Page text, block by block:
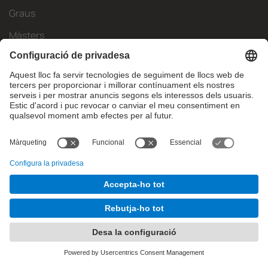
Graus
Màsters
Mobilitat Internacional
Recerca
Empresa
La FIB
Què necessites?
© Facultat d'Informàtica de Barcelona - Universitat Politècnica
de Catalunya - BarcelonaTech